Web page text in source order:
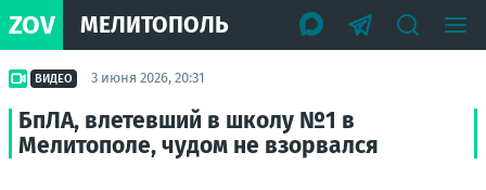
ZOV МЕЛИТОПОЛЬ
ВИДЕО 3 июня 2026, 20:31
БпЛА, влетевший в школу №1 в
Мелитополе, чудом не взорвался